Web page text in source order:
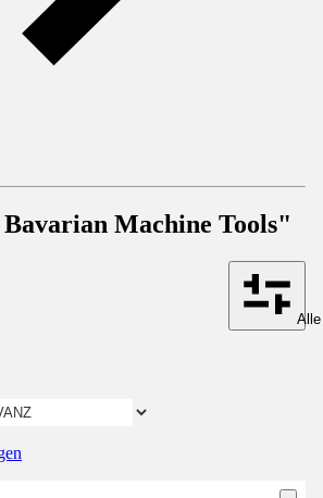
Machine Tools"